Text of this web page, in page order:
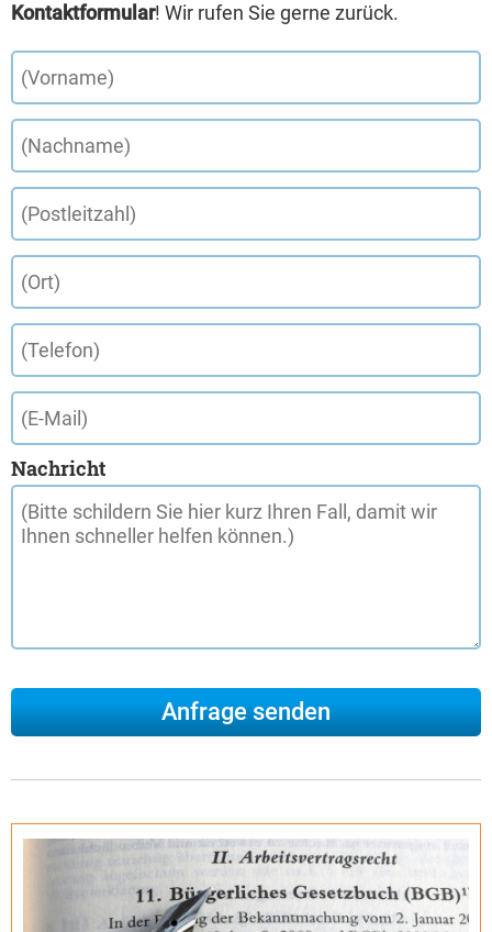
Kontaktformular! Wir rufen Sie gerne zurück.
Nachricht